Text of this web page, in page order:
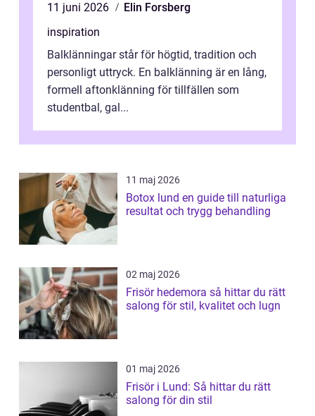
11 juni 2026
Elin Forsberg
inspiration
Balklänningar står för högtid, tradition och
personligt uttryck. En balklänning är en lång,
formell aftonklänning för tillfällen som
studentbal, gal...
11 maj 2026
Botox lund en guide till naturliga
resultat och trygg behandling
02 maj 2026
Frisör hedemora så hittar du rätt
salong för stil, kvalitet och lugn
01 maj 2026
Frisör i Lund: Så hittar du rätt
salong för din stil